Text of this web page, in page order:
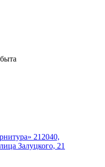
212040,
Залуцкого, 21